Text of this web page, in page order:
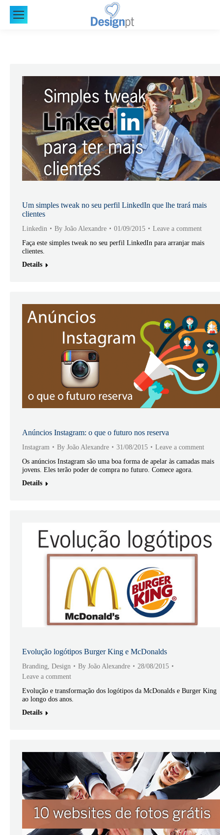
Um simples tweak no seu perfil LinkedIn que lhe trará mais
clientes
Linkedin By João Alexandre 01/09/2015
Leave a comment
Faça este simples tweak no seu perfil LinkedIn para arranjar mais
clientes.
Details
Anúncios Instagram: o que o futuro nos reserva
Instagram By João Alexandre 31/08/2015
Leave a comment
Os anúncios Instagram são uma boa forma de apelar às camadas mais
jovens. Eles terão poder de compra no futuro. Comece agora.
Details
Evolução logótipos Burger King e McDonalds
Branding Design By João Alexandre
28/08/2015
Leave a comment
Evolução e transformação dos logótipos da McDonalds e Burger King
ao longo dos anos.
Details